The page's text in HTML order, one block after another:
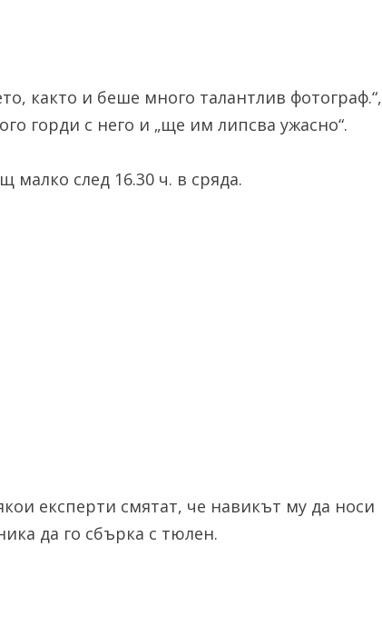
както и беше много талантлив фотограф.“,
горди с него и „ще им липсва ужасно“.
след 16.30 ч. в сряда.
експерти смятат, че навикът му да носи
да го сбърка с тюлен.